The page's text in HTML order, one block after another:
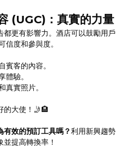
(UGC)：真實的力量
都更有影響力。酒店可以鼓勵用戶
信度和參與度。
賓客的內容。
體驗。
真實照片。
的大使！🤳🏨
有效的預訂工具嗎？利用新興趨勢
提高轉換率！